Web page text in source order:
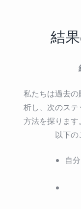
結
私たちは過去
析し、次のス
方法を探ります
以下の
自